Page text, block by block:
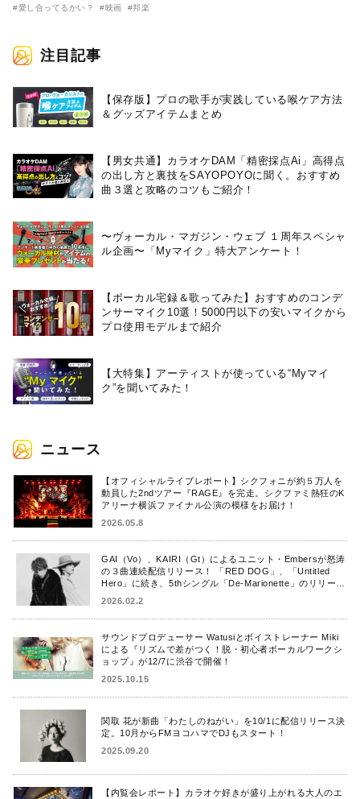
に解禁！ キヨシロー関連商品も
#愛し合ってるかい？
#映画 #邦楽
注目記事
【保存版】プロの歌手が実践している喉ケア⽅法
＆グッズアイテムまとめ
【男女共通】カラオケDAM「精密採点Ai」高得点
の出し方と裏技をSAYOPOYOに聞く。おすすめ
曲３選と攻略のコツもご紹介！
〜ヴォーカル・マガジン・ウェブ １周年スペシャ
ル企画〜「Myマイク」特大アンケート！
【ボーカル宅録＆歌ってみた】おすすめのコンデ
ンサーマイク10選！5000円以下の安いマイクから
プロ使用モデルまで紹介
【大特集】アーティストが使っている“Myマイ
ク”を聞いてみた！
ニュース
【オフィシャルライブレポート】シクフォニが約５万人を
動員した2ndツアー『RAGE』を完走。シクファミ熱狂のK
アリーナ横浜ファイナル公演の模様をお届け！
2026.05.8
GAI（Vo）、KAIRI（Gt）によるユニット・Embersが怒涛
の３曲連続配信リリース！ 「RED DOG」、「Untitled
Hero」に続き、5thシングル「De-Marionette」のリリース
2026.02.2
サウンドプロデューサー Watusiとボイストレーナー Miki
による『リズムで差がつく！脱・初心者ボーカルワークシ
ョップ』が12/7に渋谷で開催！
2025.10.15
関取 花が新曲「わたしのねがい」を10/1に配信リリース決
定。10月からFMヨコハマでDJもスタート！
2025.09.20
【内覧会レポート】カラオケ好きが盛り上がれる大人のエ